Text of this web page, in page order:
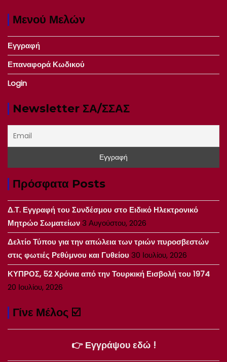
Μενού Μελών
Εγγραφή
Επαναφορά Κωδικού
Login
Newsletter ΣΑ/ΣΣΑΣ
Πρόσφατα Posts
Δ.Τ. Εγγραφή του Συνδέσμου στο Ειδικό Ηλεκτρονικό
Μητρώο Σωματείων3 Αυγούστου, 2026
Δελτίο Τύπου για την απώλεια των τριών πυροσβεστών
στις φωτιές Ρεθύμνου και Γυθείου 30 Ιουλίου, 2026
ΚΥΠΡΟΣ, 52 Χρόνια από την Τουρκική Εισβολή του 1974
20 Ιουλίου, 2026
Γίνε Μέλος ☑️
👉 Εγγράψου εδώ !